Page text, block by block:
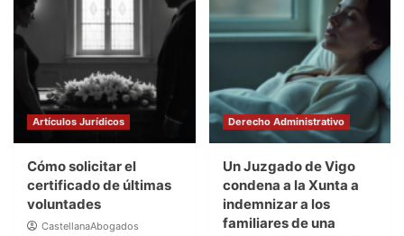
Artículos Jurídicos
Cómo solicitar el
certificado de últimas
voluntades
CastellanaAbogados
Derecho Administrativo
Un Juzgado de Vigo
condena a la Xunta a
indemnizar a los
familiares de una